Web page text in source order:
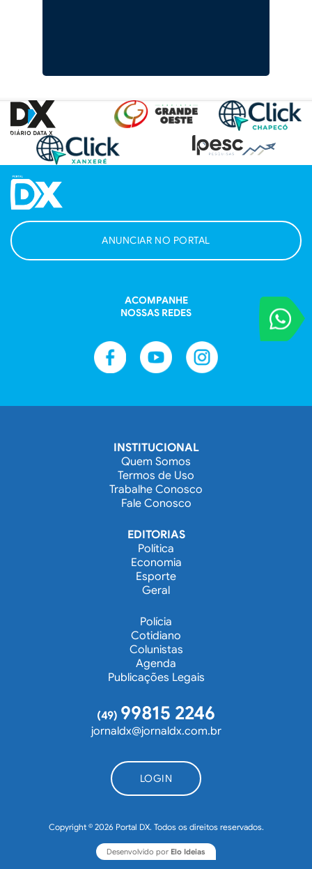
VOCÊ
Entre em
ANUNCIAR NO PORTAL
ACOMPANHE
NOSSAS REDES
INSTITUCIONAL
Quem Somos
Termos de Uso
Trabalhe Conosco
Fale Conosco
EDITORIAS
Política
Economia
Esporte
Geral
Polícia
Cotidiano
Colunistas
Agenda
Publicações Legais
(49) 99815 2246
jornaldx@jornaldx.com.br
LOGIN
Copyright © 2026 Portal DX. Todos os direitos reservados.
Desenvolvido por Elo Ideias